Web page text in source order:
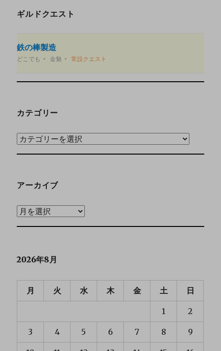
ギルドクエスト
鉄の棒製造
どこでも 金魅 常設クエスト
カテゴリー
アーカイブ
2026年8月
月 火 水 木 金 土 日
1 2
3 4 5 6 7 8 9